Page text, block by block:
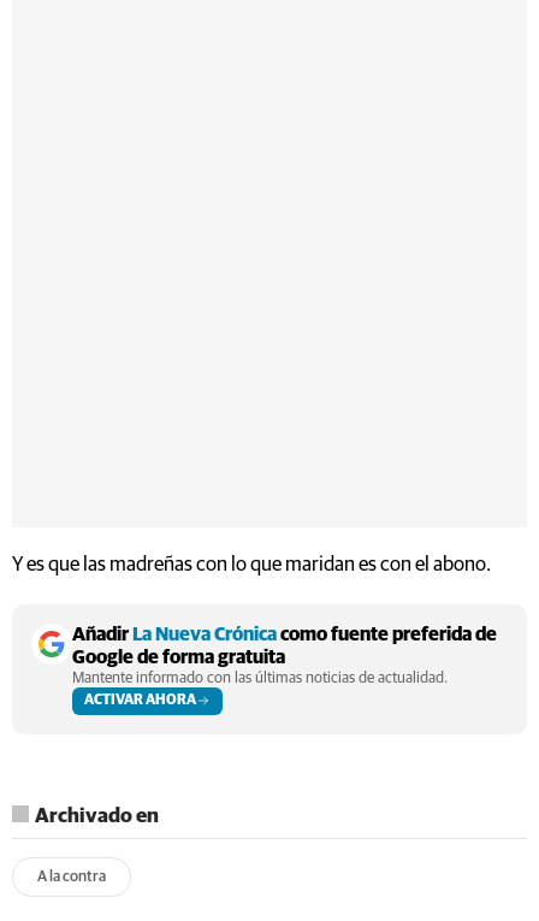
Y es que las madreñas con lo que maridan es con el abono.
AñadirLa Nueva Crónicacomo fuente preferida de
Google de forma gratuita
Mantente informado con las últimas noticias de actualidad.
ACTIVAR AHORA
Archivado en
A la contra